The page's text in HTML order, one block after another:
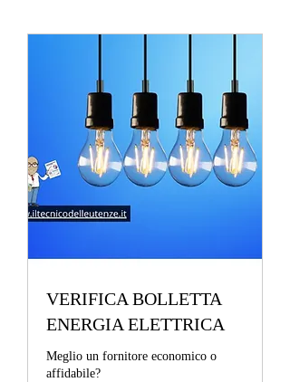
VERIFICA BOLLETTA
ENERGIA ELETTRICA
Meglio un fornitore economico o
affidabile?